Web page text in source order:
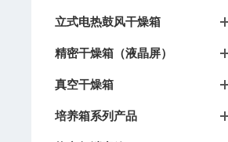
立式电热鼓风干燥箱
精密干燥箱（液晶屏）
真空干燥箱
培养箱系列产品